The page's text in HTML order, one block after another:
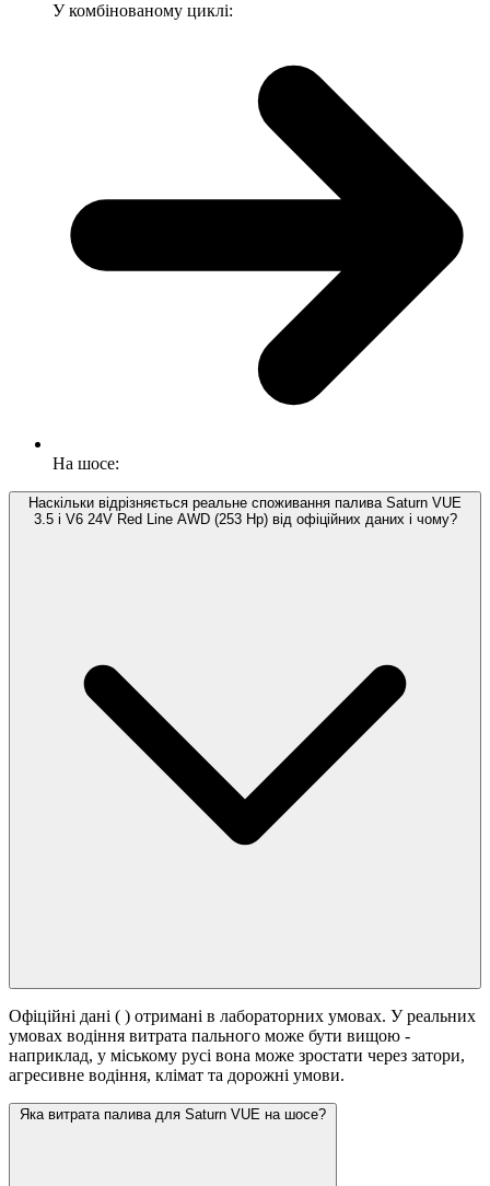
У комбінованому циклі:
На шосе:
Наскільки відрізняється реальне споживання палива Saturn VUE
3.5 i V6 24V Red Line AWD (253 Hp) від офіційних даних і чому?
Офіційні дані ( ) отримані в лабораторних умовах. У реальних
умовах водіння витрата пального може бути вищою -
наприклад, у міському русі вона може зростати через затори,
агресивне водіння, клімат та дорожні умови.
Яка витрата палива для Saturn VUE на шосе?